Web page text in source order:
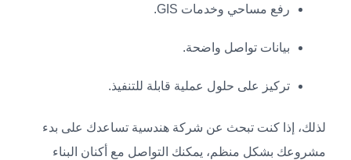
رفع مساحي وخدمات GIS.
بيانات تواصل واضحة.
تركيز على حلول عملية قابلة للتنفيذ.
لذلك، إذا كنت تبحث عن شركة هندسية تساعدك على بدء
مشروعك بشكل منظم، يمكنك التواصل مع أكنان البناء